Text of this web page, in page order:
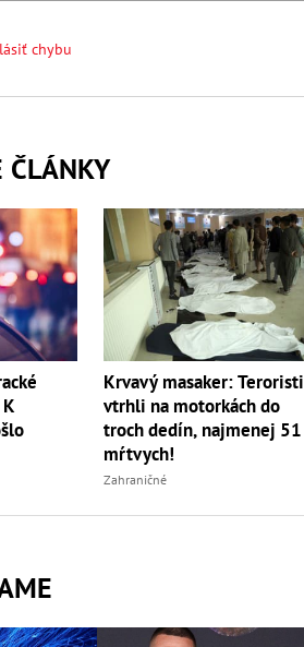
chybu
ČLÁNKY
Krvavý masaker: Teroristi
vtrhli na motorkách do
troch dedín, najmenej 51
mŕtvych!
Zahraničné